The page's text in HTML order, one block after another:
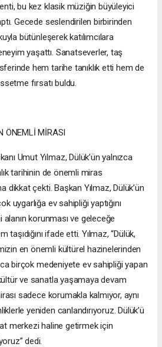
bu kez klasik müziğin büyüleyici
Gecede seslendirilen birbirinden
bütünleşerek katılımcılara
yaşattı. Sanatseverler, taş
hem tarihe tanıklık etti hem de
fırsatı buldu.
ÖNEMLİ MİRASI
Umut Yılmaz, Dülük’ün yalnızca
tarihinin de önemli miras
dikkat çekti. Başkan Yılmaz, Dülük’ün
uygarlığa ev sahipliği yaptığını
korunması ve geleceğe
taşıdığını ifade etti. Yılmaz, “Dülük,
en önemli kültürel hazinelerinden
birçok medeniyete ev sahipliği yapan
ve sanatla yaşamaya devam
sadece korumakla kalmıyor, aynı
yeniden canlandırıyoruz. Dülük’ü
merkezi haline getirmek için
dedi.